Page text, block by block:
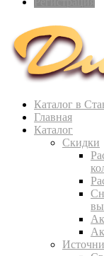
Каталог в
Главная
Каталог
Скидки